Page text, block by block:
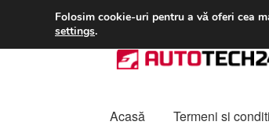
LIVRARE de la 33 lei
Sari
la
Sari
la
Acasă Termeni si
Folosim cookie-uri pentru a vă oferi cea
settings.